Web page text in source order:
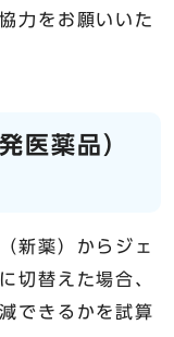
力をお願いいた
医薬品）
新薬）からジェ
切替えた場合、
できるかを試算